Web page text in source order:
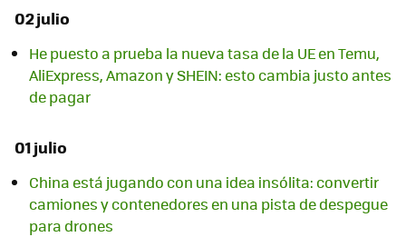
02 julio
He puesto a prueba la nueva tasa de la UE en Temu,
AliExpress, Amazon y SHEIN: esto cambia justo antes
de pagar
01 julio
China está jugando con una idea insólita: convertir
camiones y contenedores en una pista de despegue
para drones